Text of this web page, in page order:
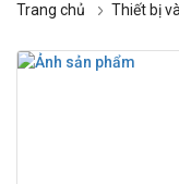
Trang chủ Thiết bị